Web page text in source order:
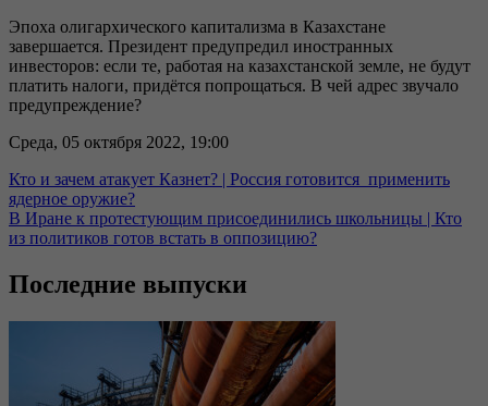
Эпоха олигархического капитализма в Казахстане
завершается. Президент предупредил иностранных
инвесторов: если те, работая на казахстанской земле, не будут
платить налоги, придётся попрощаться. В чей адрес звучало
предупреждение?
Среда, 05 октября 2022, 19:00
Кто и зачем атакует Казнет? | Россия готовится применить
ядерное оружие?
В Иране к протестующим присоединились школьницы | Кто
из политиков готов встать в оппозицию?
Последние выпуски